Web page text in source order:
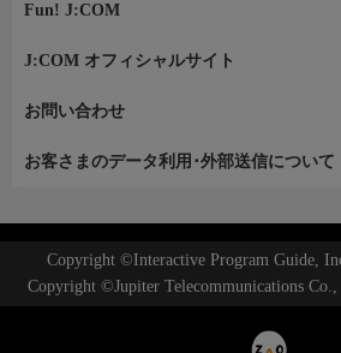
Fun! J:COM
J:COM オフィシャルサイト
お問い合わせ
お客さまのデータ利用･外部送信について
Copyright ©Interactive Program Guide,
Copyright ©Jupiter Telecommunications